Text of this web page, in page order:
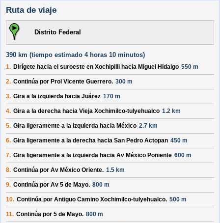
Ruta de viaje
Distrito Federal
390 km (tiempo estimado 4 horas 10 minutos)
1. Dirígete hacia el suroeste en Xochipilli hacia Miguel Hidalgo 550 m
2. Continúa por Prol Vicente Guerrero. 300 m
3. Gira a la izquierda hacia Juárez 170 m
4. Gira a la derecha hacia Vieja Xochimilco-tulyehualco 1.2 km
5. Gira ligeramente a la izquierda hacia México 2.7 km
6. Gira ligeramente a la derecha hacia San Pedro Actopan 450 m
7. Gira ligeramente a la izquierda hacia Av México Poniente 600 m
8. Continúa por Av México Oriente. 1.5 km
9. Continúa por Av 5 de Mayo. 800 m
10. Continúa por Antiguo Camino Xochimilco-tulyehualco. 500 m
11. Continúa por 5 de Mayo. 800 m